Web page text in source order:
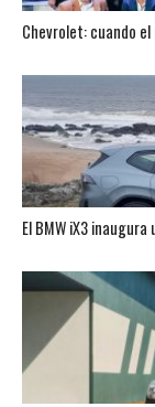
Chevrolet: cuando
El BMW iX3 inaugura